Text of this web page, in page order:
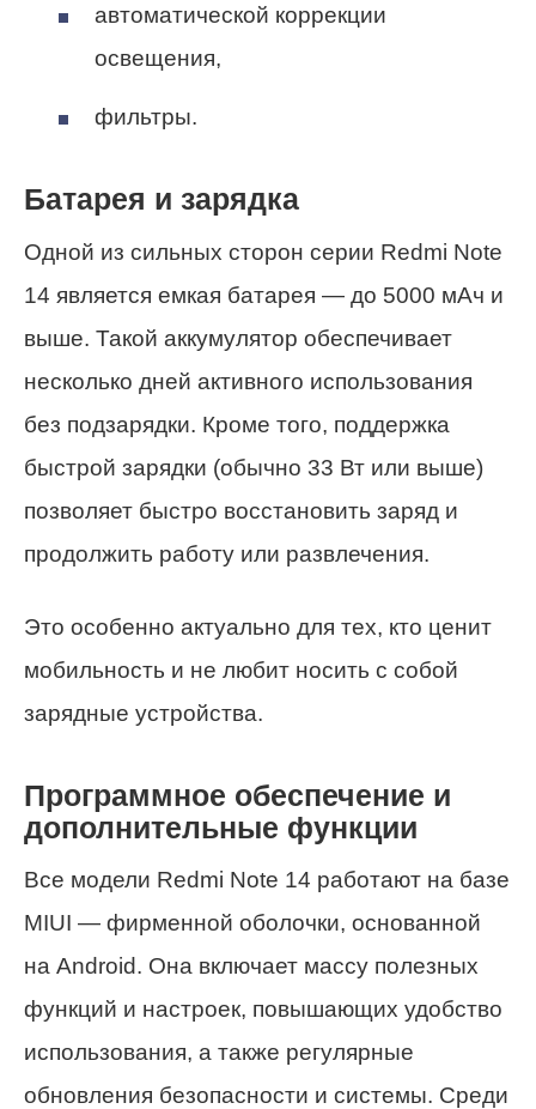
автоматической коррекции
освещения,
фильтры.
Батарея и зарядка
Одной из сильных сторон серии Redmi Note
14 является емкая батарея — до 5000 мАч и
выше. Такой аккумулятор обеспечивает
несколько дней активного использования
без подзарядки. Кроме того, поддержка
быстрой зарядки (обычно 33 Вт или выше)
позволяет быстро восстановить заряд и
продолжить работу или развлечения.
Это особенно актуально для тех, кто ценит
мобильность и не любит носить с собой
зарядные устройства.
Программное обеспечение и
дополнительные функции
Все модели Redmi Note 14 работают на базе
MIUI — фирменной оболочки, основанной
на Android. Она включает массу полезных
функций и настроек, повышающих удобство
использования, а также регулярные
обновления безопасности и системы. Среди